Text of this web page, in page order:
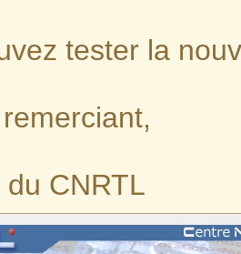
tester la
CNRTL